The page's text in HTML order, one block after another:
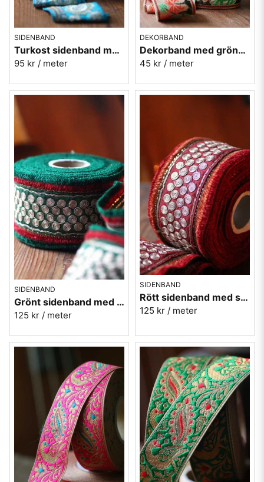
SIDENBAND
Turkost sidenband med silverbroderi 6,5cm
95 kr / meter
DEKORBAND
Dekorband med gröna elefanter - 6 cm
45 kr / meter
SIDENBAND
Grönt sidenband med silverspiraler - 7,5 cm
125 kr / meter
SIDENBAND
Rött sidenband med silverspiraler - 7,5 cm
125 kr / meter